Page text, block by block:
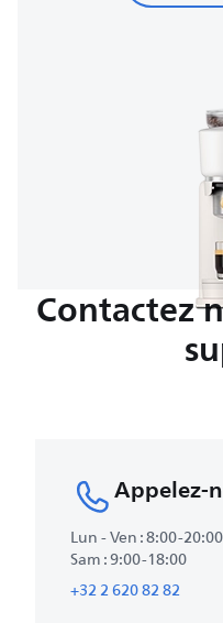
Contactez
Appelez-
Lun - Ven : 8:00-20:00
Sam : 9:00-18:00
+32 2 620 82 82